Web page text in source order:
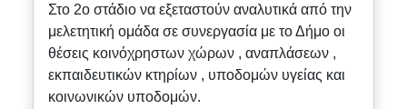
Στο 2ο στάδιο να εξεταστούν αναλυτικά από την
μελετητική ομάδα σε συνεργασία με το Δήμο οι
θέσεις κοινόχρηστων χώρων , αναπλάσεων ,
εκπαιδευτικών κτηρίων , υποδομών υγείας και
κοινωνικών υποδομών.